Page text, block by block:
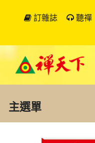
訂雜誌 聽禪
主選單